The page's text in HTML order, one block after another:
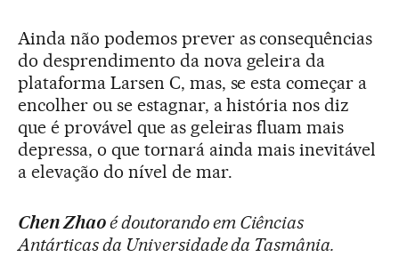
Ainda não podemos prever as consequências
do desprendimento da nova geleira da
plataforma Larsen C, mas, se esta começar a
encolher ou se estagnar, a história nos diz
que é provável que as geleiras fluam mais
depressa, o que tornará ainda mais inevitável
a elevação do nível de mar.
Chen Zhaoé doutorando em Ciências
Antárticas da Universidade da Tasmânia.